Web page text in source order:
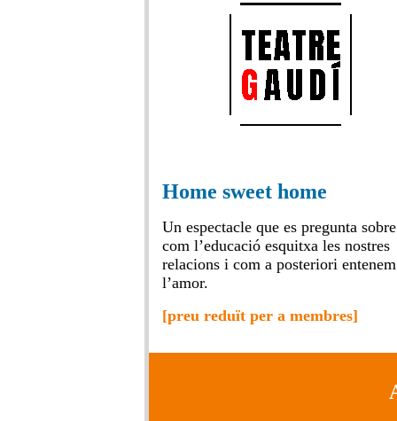
Home sweet home
Un espectacle que es pregunta sobre
com l’educació esquitxa les nostres
relacions i com a posteriori entenem
l’amor.
[preu reduït per a membres]